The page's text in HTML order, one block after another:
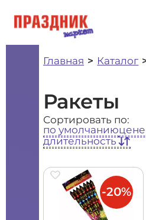
Главная Каталог
Ракеты
Сортировать по:
по умолчаниюцене
длительность
-20%